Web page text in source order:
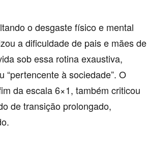
o desgaste físico e mental
a dificuldade de pais e mães de
sob essa rotina exaustiva,
“pertencente à sociedade”. O
da escala 6×1, também criticou
de transição prolongado,